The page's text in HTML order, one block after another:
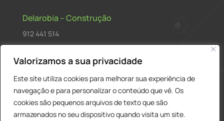
Valorizamos a sua privacidade
Este site utiliza cookies para melhorar sua experiência de
navegação e para personalizar o conteúdo que vê. Os
cookies são pequenos arquivos de texto que são
armazenados no seu dispositivo quando visita um site.
Delarobia – Construção
912 441 514
R. António Andrade, 1171
2820-287 • Charneca de Caparica
Products
search PESQUISAR